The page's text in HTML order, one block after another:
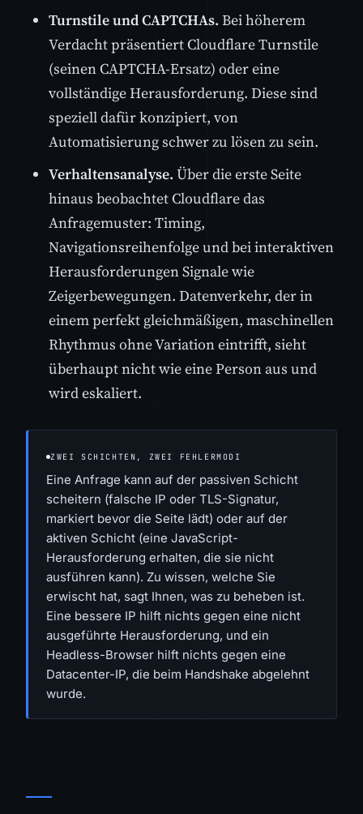
Turnstile und CAPTCHAs. Bei höherem
Verdacht präsentiert Cloudflare Turnstile
(seinen CAPTCHA-Ersatz) oder eine
vollständige Herausforderung. Diese sind
speziell dafür konzipiert, von
Automatisierung schwer zu lösen zu sein.
Verhaltensanalyse. Über die erste Seite
hinaus beobachtet Cloudflare das
Anfragemuster: Timing,
Navigationsreihenfolge und bei interaktiven
Herausforderungen Signale wie
Zeigerbewegungen. Datenverkehr, der in
einem perfekt gleichmäßigen, maschinellen
Rhythmus ohne Variation eintrifft, sieht
überhaupt nicht wie eine Person aus und
wird eskaliert.
ZWEI SCHICHTEN, ZWEI FEHLERMODI
Eine Anfrage kann auf der passiven Schicht
scheitern (falsche IP oder TLS-Signatur,
markiert bevor die Seite lädt) oder auf der
aktiven Schicht (eine JavaScript-
Herausforderung erhalten, die sie nicht
ausführen kann). Zu wissen, welche Sie
erwischt hat, sagt Ihnen, was zu beheben ist.
Eine bessere IP hilft nichts gegen eine nicht
ausgeführte Herausforderung, und ein
Headless-Browser hilft nichts gegen eine
Datacenter-IP, die beim Handshake abgelehnt
wurde.